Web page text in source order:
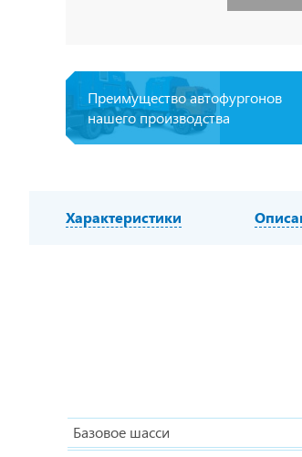
Преимущество автофургонов
нашего производства
Характеристики
Базовое шасси